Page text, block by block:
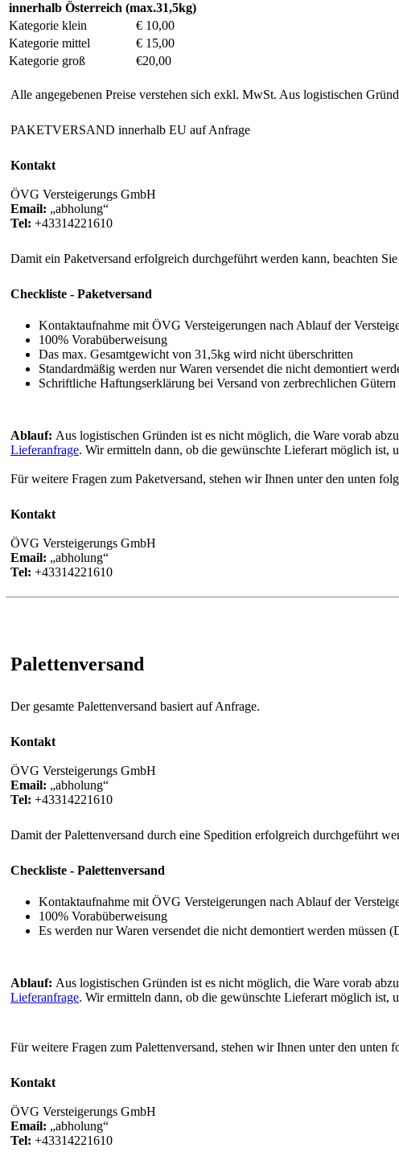
innerhalb Österreich (max.31,5kg)
Kategorie klein
€ 10,00
Kategorie mittel
€ 15,00
Kategorie groß
€20,00
Alle angegebenen Preise verstehen sich exkl. MwSt. Aus logistischen
PAKETVERSAND innerhalb EU auf Anfrage
Kontakt
ÖVG Versteigerungs GmbH
Email:
abholung
Tel: +43314221610
Damit ein Paketversand erfolgreich durchgeführt werden kann, beachten
Checkliste - Paketversand
Kontaktaufnahme mit ÖVG Versteigerungen nach Ablauf der
100% Vorabüberweisung
Das max. Gesamtgewicht von 31,5kg wird nicht überschritten
Standardmäßig werden nur Waren versendet die nicht demontiert
Schriftliche Haftungserklärung bei Versand von zerbrechlichen Gütern
Ablauf: Aus logistischen Gründen ist es nicht möglich, die Ware vorab
Lieferanfrage. Wir ermitteln dann, ob die gewünschte Lieferart möglich ist,
Für weitere Fragen zum Paketversand, stehen wir Ihnen unter den unten
Kontakt
ÖVG Versteigerungs GmbH
Email:
abholung
Tel: +43314221610
Palettenversand
Der gesamte Palettenversand basiert auf Anfrage.
Kontakt
ÖVG Versteigerungs GmbH
Email:
abholung
Tel: +43314221610
Damit der Palettenversand durch eine Spedition erfolgreich durchgeführt
Checkliste - Palettenversand
Kontaktaufnahme mit ÖVG Versteigerungen nach Ablauf der
100% Vorabüberweisung
Es werden nur Waren versendet die nicht demontiert werden
Ablauf: Aus logistischen Gründen ist es nicht möglich, die Ware vorab
Lieferanfrage. Wir ermitteln dann, ob die gewünschte Lieferart möglich ist,
Für weitere Fragen zum Palettenversand, stehen wir Ihnen unter den unten
Kontakt
ÖVG Versteigerungs GmbH
Email:
abholung
Tel: +43314221610